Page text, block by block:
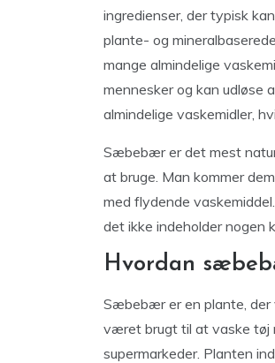
ingredienser, der typisk
plante- og
mange almindelige
mennesker og kan udløse
almindelige vaskemidler,
Sæbebær er det mest
at bruge. Man kommer
med flydende
det ikke indeholder nogen
Hvordan
Sæbebær er en plante, der
været brugt til at vaske tøj
supermarkeder. Planten